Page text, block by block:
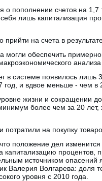
о пополнении счетов на
лишь капитализация
на счета в
обеспечить
в системе появилось
год, и вдвое меньше - чем в
жизни и сокращении
более чем за 20
на покупку
положение дел
капитализацию процентов,
источником опасений
Валерия Волгарева: доля
уровня с 2010 года.